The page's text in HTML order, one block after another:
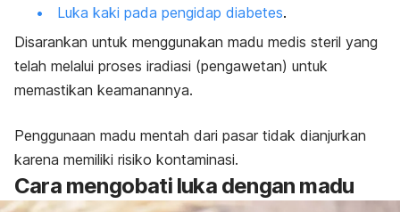
Luka kaki pada pengidap diabetes.
Disarankan untuk menggunakan madu medis steril yang
telah melalui proses iradiasi (pengawetan) untuk
memastikan keamanannya.
Penggunaan madu mentah dari pasar tidak dianjurkan
karena memiliki risiko kontaminasi.
Cara mengobati luka dengan madu